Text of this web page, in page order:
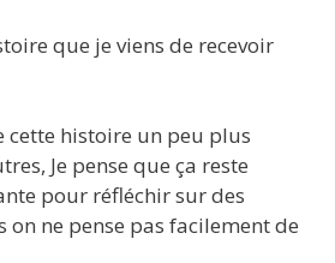
que je viens de recevoir
cette histoire un peu plus
Je pense que ça reste
pour réfléchir sur des
on ne pense pas facilement de